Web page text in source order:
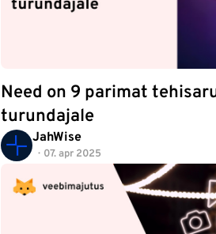
Need on 9 parimat
turundajale
JahWise
07. apr 2025